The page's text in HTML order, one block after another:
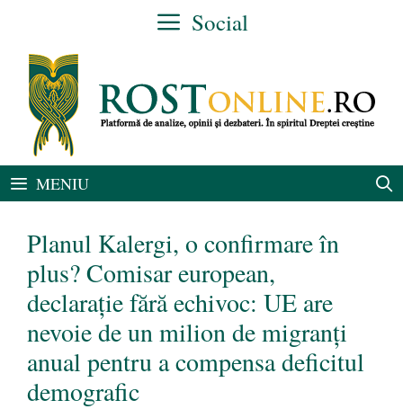
conținut
Social
MENIU
Planul Kalergi, o confirmare în
plus? Comisar european,
declarație fără echivoc: UE are
nevoie de un milion de migranți
anual pentru a compensa deficitul
demografic